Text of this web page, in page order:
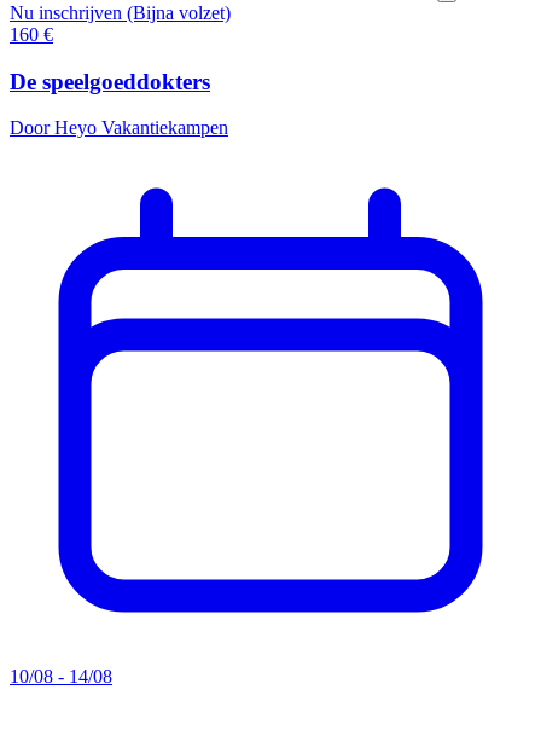
Nu inschrijven (Bijna volzet)
160 €
De speelgoeddokters
Door Heyo Vakantiekampen
10/08 - 14/08